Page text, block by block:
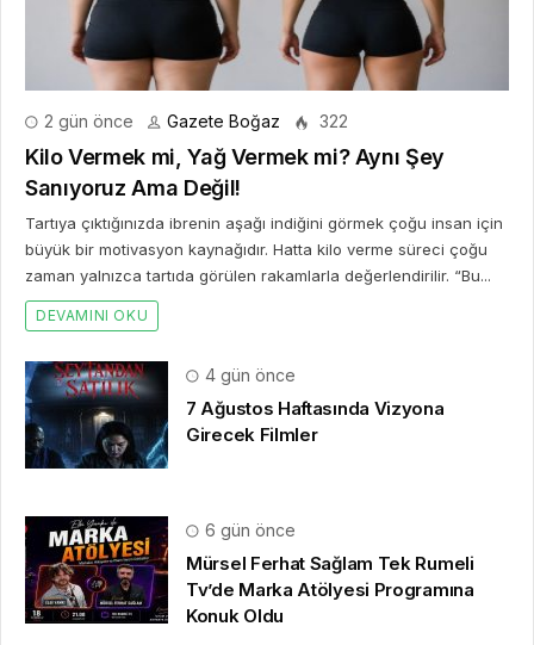
2 gün önce Gazete Boğaz 322
Kilo Vermek mi, Yağ Vermek mi? Aynı Şey
Sanıyoruz Ama Değil!
Tartıya çıktığınızda ibrenin aşağı indiğini görmek çoğu insan için
büyük bir motivasyon kaynağıdır. Hatta kilo verme süreci çoğu
zaman yalnızca tartıda görülen rakamlarla değerlendirilir. “Bu...
DEVAMINI OKU
4 gün önce
7 Ağustos Haftasında Vizyona
Girecek Filmler
6 gün önce
Mürsel Ferhat Sağlam Tek Rumeli
Tv’de Marka Atölyesi Programına
Konuk Oldu